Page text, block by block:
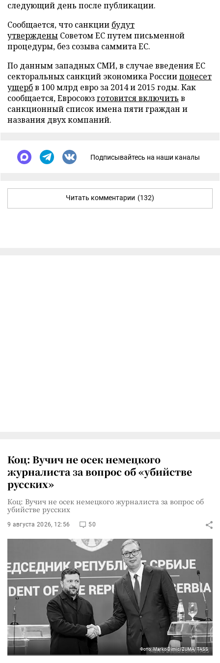
следующий день после публикации.
Сообщается, что санкции будут
утверждены Советом ЕС путем письменной
процедуры, без созыва саммита ЕС.
По данным западных СМИ, в случае введения ЕС
секторальных санкций экономика Россиипонесет
ущербв 100 млрд евро за 2014 и 2015 годы. Как
сообщается, Евросоюзготовится включить в
санкционный список имена пяти граждан и
названия двух компаний.
Подписывайтесь на наши каналы
Читать комментарии (132)
Коц: Вучич не осек немецкого
журналиста за вопрос об «убийстве
русских»
Коц: Вучич не осек немецкого журналиста за вопрос об
убийстве русских
9 августа 2026, 12:56 50
Фото: Marko Dimic/ZUMA/TASS